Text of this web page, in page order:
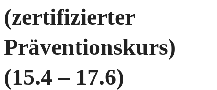
(zertifizierter
Präventionskurs)
(15.4 – 17.6)